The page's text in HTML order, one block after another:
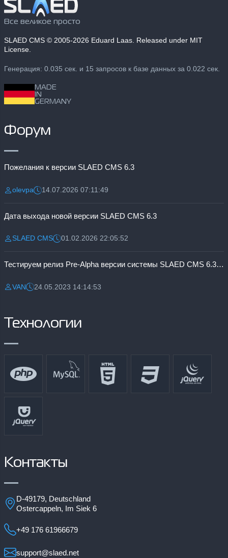
Все великое просто
SLAED CMS © 2005-2026 Eduard Laas. Released under MIT
License.
Генерация: 0.035 сек. и 15 запросов к базе данных за 0.022 сек.
MADE
IN
GERMANY
Форум
Пожелания к версии SLAED CMS 6.3
Разместил:
olevpaДата:14.07.2026 07:11:49
Дата выхода новой версии SLAED CMS 6.3
Разместил:
SLAED CMSДата:01.02.2026 22:05:52
Тестируем релиз Pre-Alpha версии системы SLAED CMS 6.3 Pro
Разместил:
VANДата:24.05.2023 14:14:53
Технологии
Контакты
D-49179, Deutschland
Ostercappeln, Im Siek 6
+49 176 61966679
support@slaed.net